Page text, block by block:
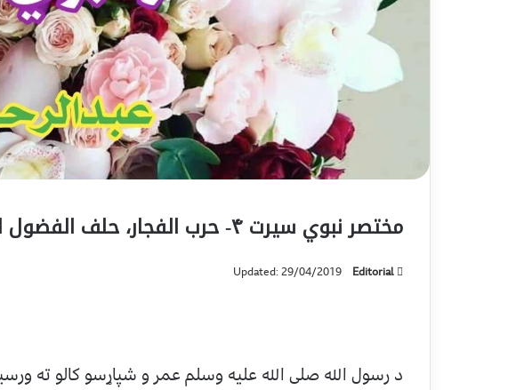
مختصر نبوي سیرت ۴- حرب الفجار، حلف الفضول او کعبي مبارکي جوړول
Editorial
Updated: 29/04/2019
د رسول الله صلی الله علیه وسلم عمر و شپاړسو کالو ته